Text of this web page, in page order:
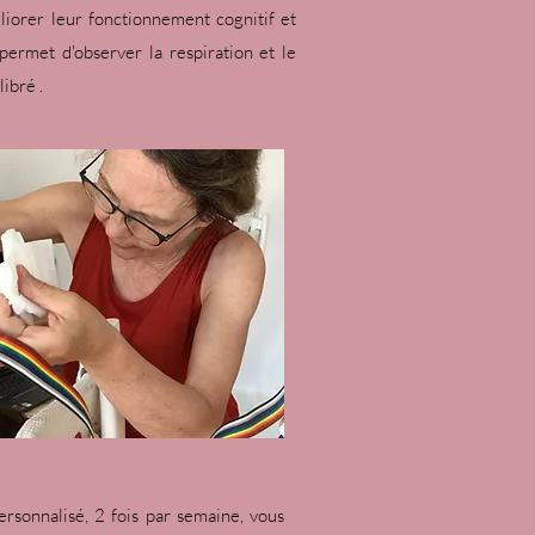
leur fonctionnement cognitif et
d'observer la respiration et le
.​
2 fois par semaine, vous